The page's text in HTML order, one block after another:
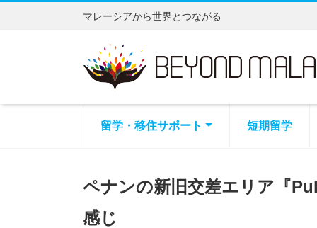
マレーシアから世界とつながる
留学・移住サポート 短期留学
ペナンの新旧交差エリア『
感じ